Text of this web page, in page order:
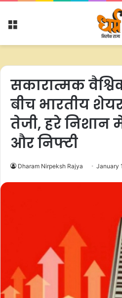
Menu
सकारात्मक
बीच भारतीय
तेजी, हरे
और निफ्टी
Dharam Nirpeksh Rajya January